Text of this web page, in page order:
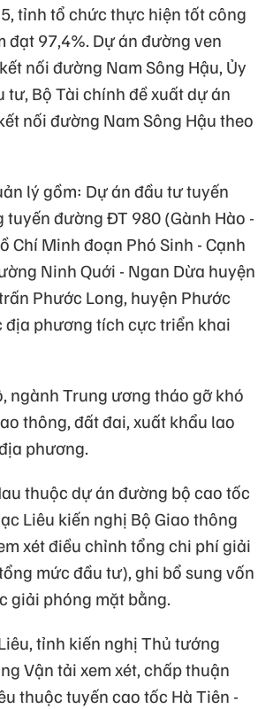
tỉnh tổ chức thực hiện tốt công
97,4%. Dự án đường ven
nối đường Nam Sông Hậu, Ủy
Bộ Tài chính đề xuất dự án
nối đường Nam Sông Hậu theo
lý gồm: Dự án đầu tư tuyến
đường ĐT 980 (Gành Hào -
Chí Minh đoạn Phó Sinh - Cạnh
Ninh Quới - Ngan Dừa huyện
Phước Long, huyện Phước
địa phương tích cực triển khai
ngành Trung ương tháo gỡ khó
thông, đất đai, xuất khẩu lao
phương.
thuộc dự án đường bộ cao tốc
Liêu kiến nghị Bộ Giao thông
xét điều chỉnh tổng chi phí giải
mức đầu tư), ghi bổ sung vốn
giải phóng mặt bằng.
tỉnh kiến nghị Thủ tướng
Vận tải xem xét, chấp thuận
thuộc tuyến cao tốc Hà Tiên -